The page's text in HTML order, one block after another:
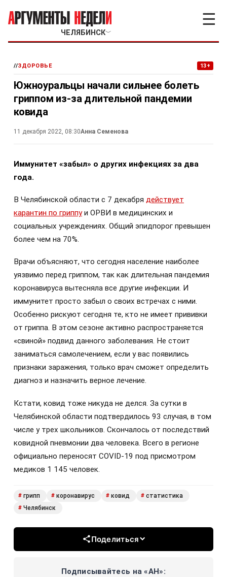
ЧЕЛЯБИНСК﹀
☰
//ЗДОРОВЬЕ 13+
Южноуральцы начали сильнее болеть
гриппом из-за длительной пандемии
ковида
11 декабря 2022, 08:30Анна Семенова
Иммунитет «забыл» о других инфекциях за два
года.
В Челябинской области с 7 декабря действует
карантин по гриппуи ОРВИ в медицинских и
социальных учреждениях. Общий эпидпорог превышен
более чем на 70%.
Врачи объясняют, что сегодня население наиболее
уязвимо перед гриппом, так как длительная пандемия
коронавируса вытесняла все другие инфекции. И
иммунитет просто забыл о своих встречах с ними.
Особенно рискуют сегодня те, кто не имеет прививки
от гриппа. В этом сезоне активно распространяется
«свиной» подвид данного заболевания. Не стоит
заниматься самолечением, если у вас появились
признаки заражения, только врач сможет определить
диагноз и назначить верное лечение.
Кстати, ковид тоже никуда не делся. За сутки в
Челябинской области подтвердилось 93 случая, в том
числе у трех школьников. Скончалось от последствий
ковидной пневмонии два человека. Всего в регионе
официально переносят COVID-19 под присмотром
медиков 1 145 человек.
# грипп # коронавирус # ковид # статистика
# Челябинск
Поделиться
Подписывайтесь на «АН»: